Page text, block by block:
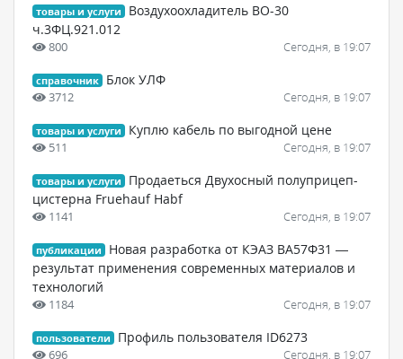
товары и услуги
Воздухоохладитель ВО-30
ч.3ФЦ.921.012
800 Сегодня, в 19:07
справочник Блок УЛФ
3712 Сегодня, в 19:07
товары и услуги Куплю кабель по выгодной цене
511 Сегодня, в 19:07
товары и услуги
Продаеться Двухосный полуприцеп-
цистерна Fruehauf Habf
1141 Сегодня, в 19:07
публикации
Новая разработка от КЭАЗ ВА57Ф31 —
результат применения современных материалов и
технологий
1184 Сегодня, в 19:07
пользователи Профиль пользователя ID6273
696 Сегодня, в 19:07